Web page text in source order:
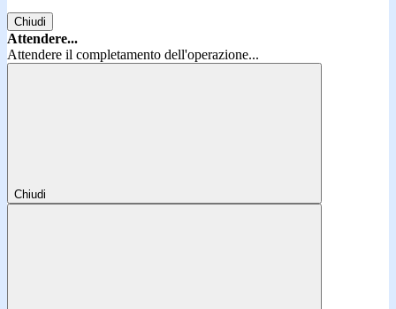
Chiudi
Attendere...
Attendere il completamento dell'operazione...
Chiudi